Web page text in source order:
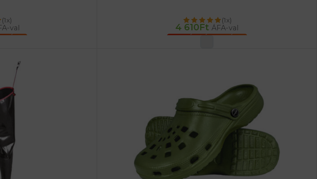
(1x)
val
(1x)
4 610Ft ÁFA-val
OPCIÓK VÁLASZTÁSA